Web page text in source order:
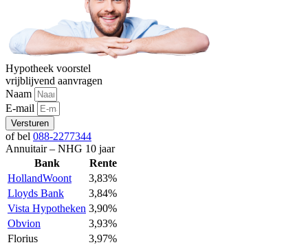
Hypotheek voorstel
vrijblijvend aanvragen
Naam
E-mail
Versturen
of bel 088-2277344
Annuitair – NHG 10 jaar
Bank
Rente
HollandWoont
3,83%
Lloyds Bank
3,84%
Vista Hypotheken 3,90%
Obvion
3,93%
Florius
3,97%